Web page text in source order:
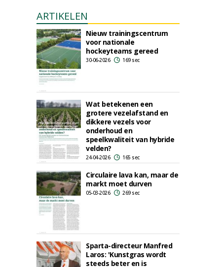
ARTIKELEN
Nieuw trainingscentrum
voor nationale
hockeyteams gereed
30-06-2026 169 sec
Wat betekenen een
grotere vezelafstand en
dikkere vezels voor
onderhoud en
speelkwaliteit van hybride
velden?
24-04-2026 165 sec
Circulaire lava kan, maar de
markt moet durven
05-03-2026 269 sec
Sparta-directeur Manfred
Laros: 'Kunstgras wordt
steeds beter en is